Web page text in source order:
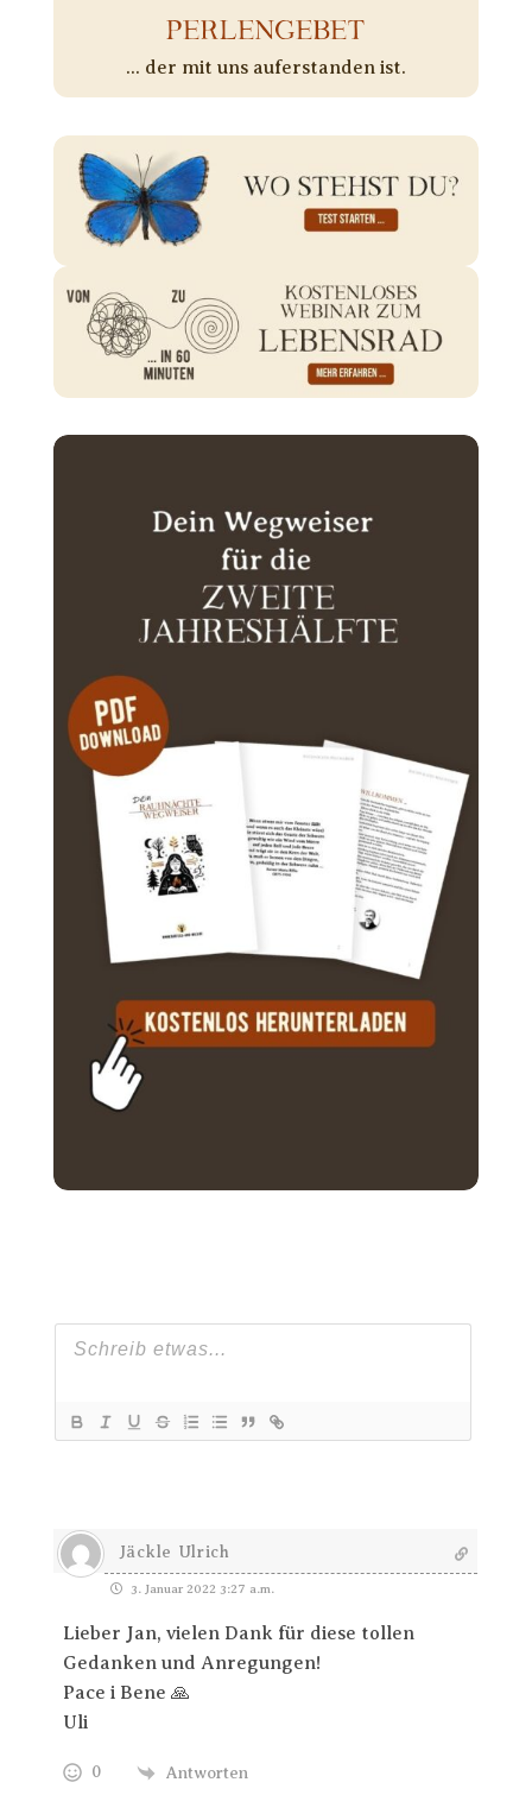
PERLENGEBET
... der mit uns auferstanden ist.
Jäckle Ulrich
3. Januar 2022 3:27 a.m.
Lieber Jan, vielen Dank für diese tollen
Gedanken und Anregungen!
Pace i Bene 🙏
Uli
0 Antworten